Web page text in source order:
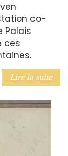
co-
Palais
ces
Lire la suite